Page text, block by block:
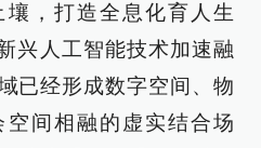
，打造全息化育人生
兴人工智能技术加速融
已经形成数字空间、物
间相融的虚实结合场